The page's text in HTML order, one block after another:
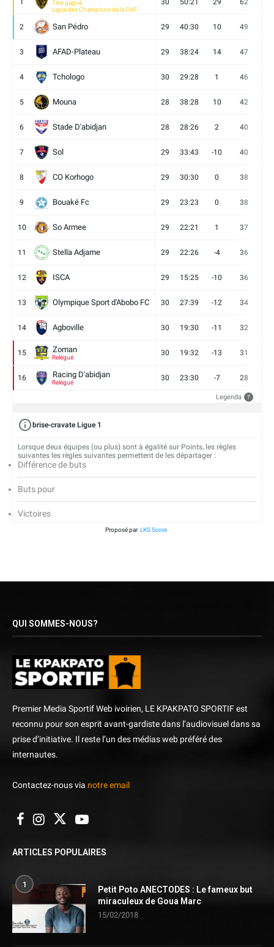
1
Titre gagné
Ligue des Champions de la CAF
30 50:21 29 62
2 San Pédro 29 40:30 10 49
3 AFAD-Plateau 29 38:24 14 47
4 Tchologo 30 29:28 1 46
5 Mouna 28 38:28 10 42
6 Stade D'abidjan 28 28:26 2 40
7 Sol 29 33:43 -10 40
8 CO Korhogo 29 30:30 0 38
9 Bouaké Fc 29 23:23 0 38
10 So Armee 29 22:21 1 37
11 Stella Adjame 29 22:26 -4 36
12 ISCA 29 15:25 -10 36
13 Olympique Sport d'Abobo FC 30 27:39 -12 34
14 Agboville 30 19:30 -11 32
15 Zoman
Relégué
30 19:32 -13 31
16 Racing D'abidjan
Relégué
30 23:30 -7 28
Legenda ?
brise-cravate Ligue 1
Lorsque deux équipes (ou plus) sont à égalité sur Points, les règles
suivantes les règles suivantes permettent de les départager :
Différence de buts
Buts pour
Victoires
Proposé par LKS Score
QUI SOMMES-NOUS?
Premier Media Sportif Web ivoirien, LE KPAKPATO SPORTIF est
reconnu pour son esprit avant-gardiste dans l’audiovisuel dans sa
prise d’initiative. Il reste l’un des médias web préféré des
internautes.
Contactez-nous via notre email
ARTICLES POPULAIRES
1
Petit Poto ANECTODES : Le fameux but
miraculeux de Goua Marc
15/02/2018